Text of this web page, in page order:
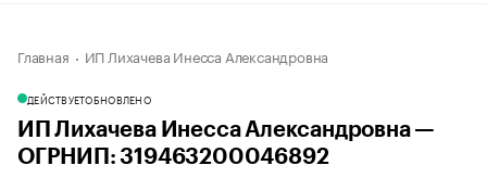
Главная ИП Лихачева Инесса Александровна
ДЕЙСТВУЕТОБНОВЛЕНО
ИП Лихачева Инесса Александровна —
ОГРНИП: 319463200046892